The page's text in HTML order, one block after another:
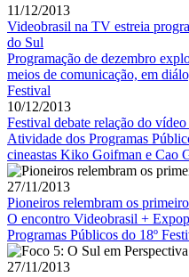
11/12/2013
Videobrasil na TV estreia
do Sul
Programação de dezembro
meios de comunicação, em
Festival
10/12/2013
Festival debate relação do
Atividade dos Programas
cineastas Kiko Goifman e Cao
27/11/2013
Pioneiros relembram os
O encontro Videobrasil +
Programas Públicos do 18º
27/11/2013